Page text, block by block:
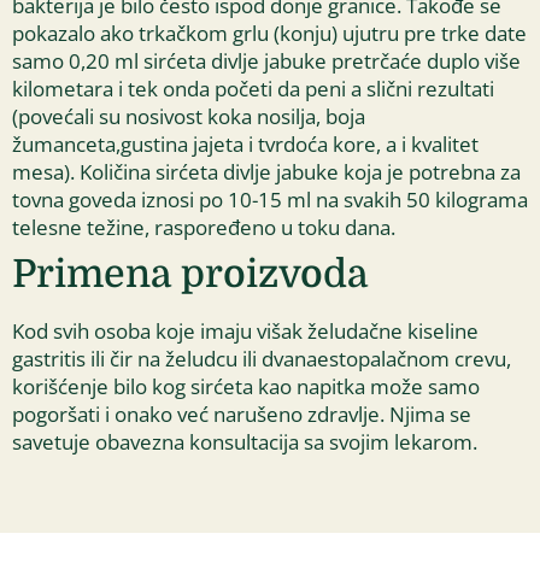
pokazalo ako trkačkom grlu (konju) ujutru pre trke date
samo 0,20 ml sirćeta divlje jabuke pretrčaće duplo više
kilometara i tek onda početi da peni a slični rezultati
(povećali su nosivost koka nosilja, boja
žumanceta,gustina jajeta i tvrdoća kore, a i kvalitet
mesa). Količina sirćeta divlje jabuke koja je potrebna za
tovna goveda iznosi po 10-15 ml na svakih 50 kilograma
telesne težine, raspoređeno u toku dana.
Primena proizvoda
Kod svih osoba koje imaju višak želudačne kiseline
gastritis ili čir na želudcu ili dvanaestopalačnom crevu,
korišćenje bilo kog sirćeta kao napitka može samo
pogoršati i onako već narušeno zdravlje. Njima se
savetuje obavezna konsultacija sa svojim lekarom.